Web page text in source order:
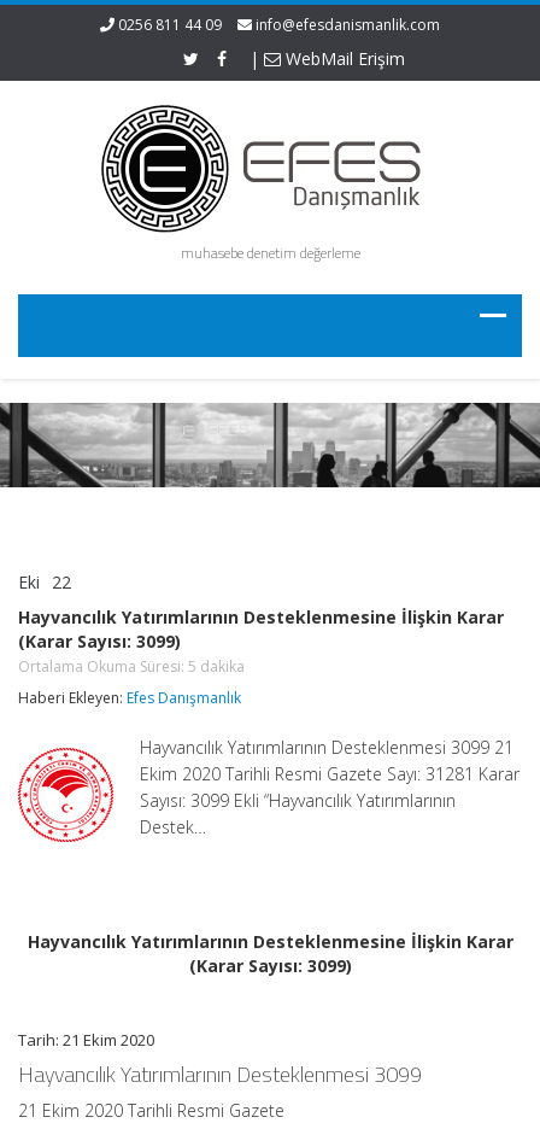
0256 811 44 09 info@efesdanismanlik.com
| WebMail Erişim
muhasebe denetim değerleme
Eki 22
Desteklenmesine
İlişkin
Karar
Sayısı:
Ortalama
Okuma
Süresi:
dakika
için
Hayvancılık Yatırımlarının Desteklenmesine İlişkin Karar
(Karar Sayısı: 3099)
Ortalama Okuma Süresi: 5 dakika
Haberi Ekleyen: Efes Danışmanlık
Hayvancılık Yatırımlarının Desteklenmesi 3099 21
Ekim 2020 Tarihli Resmi Gazete Sayı: 31281 Karar
Sayısı: 3099 Ekli “Hayvancılık Yatırımlarının
Destek…
Hayvancılık Yatırımlarının Desteklenmesine İlişkin Karar
(Karar Sayısı: 3099)
Tarih: 21 Ekim 2020
Hayvancılık Yatırımlarının Desteklenmesi 3099
21 Ekim 2020 Tarihli Resmi Gazete